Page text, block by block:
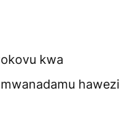
kwa
hawezi